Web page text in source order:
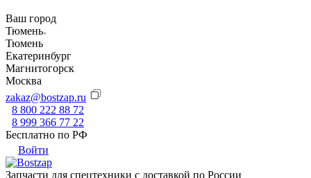
Ваш город
Тюмень
Тюмень
Екатеринбург
Магнитогорск
Москва
zakaz@bostzap.ru
8 800 222 88 72
8 999 366 77 22
Бесплатно по РФ
Войти
Запчасти для спецтехники с доставкой по России